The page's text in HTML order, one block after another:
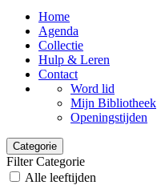
Home
Agenda
Collectie
Hulp & Leren
Contact
Word lid
Mijn Bibliotheek
Openingstijden
Categorie
Filter Categorie
Alle leeftijden